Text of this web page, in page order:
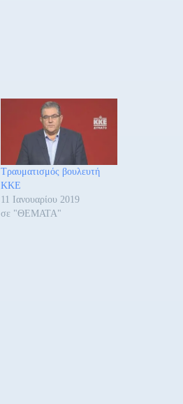
Τραυματισμός βουλευτή
ΚΚΕ
11 Ιανουαρίου 2019
σε "ΘΕΜΑΤΑ"